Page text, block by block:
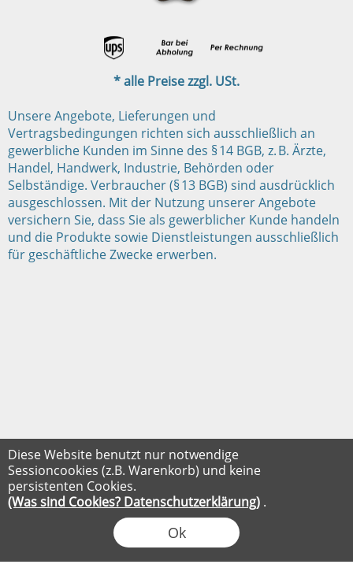
Diese Website benutzt nur notwendige
Sessioncookies (z.B. Warenkorb) und keine
persistenten Cookies.
(Was sind Cookies? Datenschutzerklärung) .
Ok
* alle Preise zzgl. USt.
Unsere Angebote, Lieferungen und
Vertragsbedingungen richten sich ausschließlich an
gewerbliche Kunden im Sinne des § 14 BGB, z. B. Ärzte,
Handel, Handwerk, Industrie, Behörden oder
Selbständige. Verbraucher (§ 13 BGB) sind ausdrücklich
ausgeschlossen. Mit der Nutzung unserer Angebote
versichern Sie, dass Sie als gewerblicher Kunde handeln
und die Produkte sowie Dienstleistungen ausschließlich
für geschäftliche Zwecke erwerben.
FLOW® SHOPSOFTWARE